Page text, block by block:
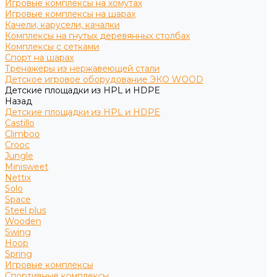
Игровые комплексы на хомутах
Игровые комплексы на шарах
Качели, карусели, качалки
Комплексы на гнутых деревянных столбах
Комплексы с сетками
Спорт на шарах
Тренажеры из нержавеющей стали
Детское игровое оборудование ЭКО WOOD
Детские площадки из HPL и HDPE
Назад
Детские площадки из HPL и HDPE
Castillo
Climboo
Crooc
Jungle
Minisweet
Nettix
Solo
Space
Steel plus
Wooden
Swing
Hoop
Spring
Игровые комплексы